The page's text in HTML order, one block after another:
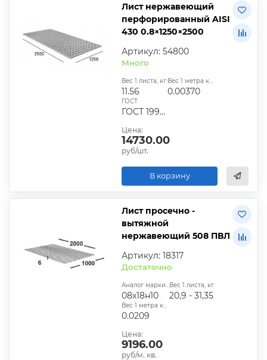
Лист нержавеющий
перфорированный AISI
430 0.8×1250×2500
Артикул: 54800
Много
Вес 1 листа, кг:
11.56
Вес 1 метра квадратного, т:
0.00370
ГОСТ:
ГОСТ 19904-90. ГОСТ 5632-2014
Цена:
14730.00
руб/шт.
В корзину
Лист просечно -
вытяжной
нержавеющий 508 ПВЛ
Артикул: 18317
Достаточно
Аналог марки стали:
08х18н10
Вес 1 листа, кг:
20,9 - 31,35
Вес 1 метра квадратного, т:
0.0209
Цена:
9196.00
руб/м. кв.